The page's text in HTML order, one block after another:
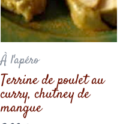
À l'apéro
Terrine de poulet au
curry, chutney de
mangue